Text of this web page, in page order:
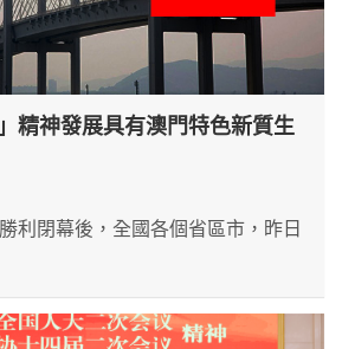
精神發展具有澳門特色新質生
閉幕後，全國各個省區市，昨日